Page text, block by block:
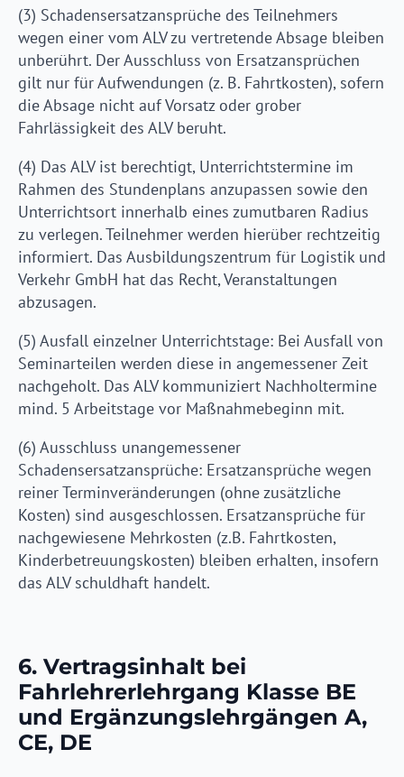
(3) Schadensersatzansprüche des Teilnehmers
wegen einer vom ALV zu vertretende Absage bleiben
unberührt. Der Ausschluss von Ersatzansprüchen
gilt nur für Aufwendungen (z. B. Fahrtkosten), sofern
die Absage nicht auf Vorsatz oder grober
Fahrlässigkeit des ALV beruht.
(4) Das ALV ist berechtigt, Unterrichtstermine im
Rahmen des Stundenplans anzupassen sowie den
Unterrichtsort innerhalb eines zumutbaren Radius
zu verlegen. Teilnehmer werden hierüber rechtzeitig
informiert. Das Ausbildungszentrum für Logistik und
Verkehr GmbH hat das Recht, Veranstaltungen
abzusagen.
(5) Ausfall einzelner Unterrichtstage: Bei Ausfall von
Seminarteilen werden diese in angemessener Zeit
nachgeholt. Das ALV kommuniziert Nachholtermine
mind. 5 Arbeitstage vor Maßnahmebeginn mit.
(6) Ausschluss unangemessener
Schadensersatzansprüche: Ersatzansprüche wegen
reiner Terminveränderungen (ohne zusätzliche
Kosten) sind ausgeschlossen. Ersatzansprüche für
nachgewiesene Mehrkosten (z.B. Fahrtkosten,
Kinderbetreuungskosten) bleiben erhalten, insofern
das ALV schuldhaft handelt.
6. Vertragsinhalt bei
Fahrlehrerlehrgang Klasse BE
und Ergänzungslehrgängen A,
CE, DE